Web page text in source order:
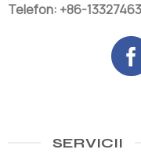
Telefon: +86-
SERVICII